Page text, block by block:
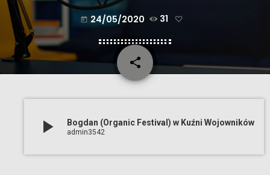
today 24/05/2020 31
share
email
play_arrow Bogdan (Organic Festival) w Kuźni Wojowników
admin3542